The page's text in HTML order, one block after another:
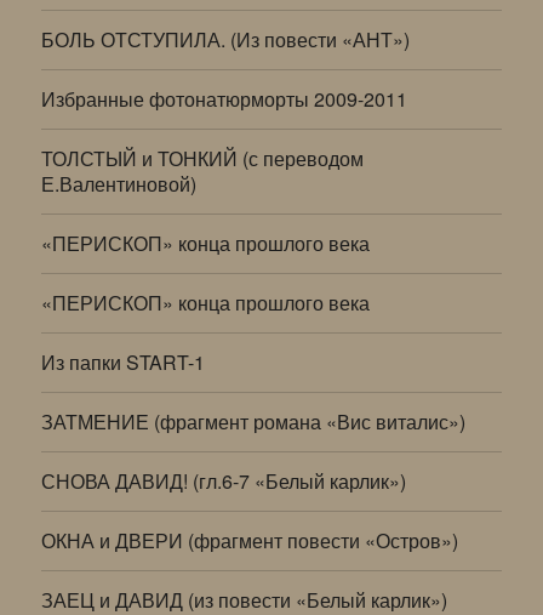
БОЛЬ ОТСТУПИЛА. (Из повести «АНТ»)
Избранные фотонатюрморты 2009-2011
ТОЛСТЫЙ и ТОНКИЙ (с переводом
Е.Валентиновой)
«ПЕРИСКОП» конца прошлого века
«ПЕРИСКОП» конца прошлого века
Из папки START-1
ЗАТМЕНИЕ (фрагмент романа «Вис виталис»)
СНОВА ДАВИД! (гл.6-7 «Белый карлик»)
ОКНА и ДВЕРИ (фрагмент повести «Остров»)
ЗАЕЦ и ДАВИД (из повести «Белый карлик»)